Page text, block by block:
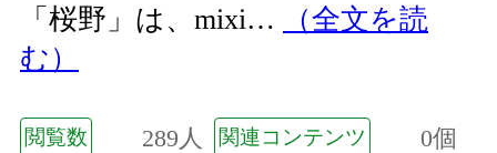
「桜野」は、mixi…
（全文を読
む）
閲覧数 289人 関連コンテンツ 0個